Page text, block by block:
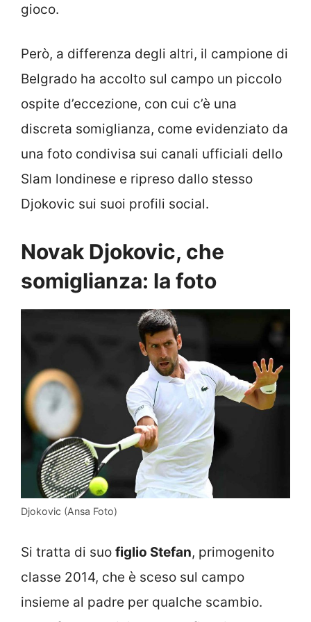
gioco.
Però, a differenza degli altri, il campione di
Belgrado ha accolto sul campo un piccolo
ospite d’eccezione, con cui c’è una
discreta somiglianza, come evidenziato da
una foto condivisa sui canali ufficiali dello
Slam londinese e ripreso dallo stesso
Djokovic sui suoi profili social.
Novak Djokovic, che
somiglianza: la foto
Djokovic (Ansa Foto)
Si tratta di suo figlio Stefan, primogenito
classe 2014, che è sceso sul campo
insieme al padre per qualche scambio.